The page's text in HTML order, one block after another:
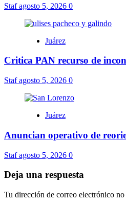
Stafagosto 5, 2026 0
Juárez
Critica PAN recurso de
Stafagosto 5, 2026 0
Juárez
Anuncian operativo de
Stafagosto 5, 2026 0
Deja una respuesta
Tu dirección de correo electrónico no